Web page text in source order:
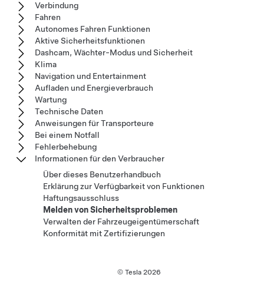
Verbindung
Fahren
Autonomes Fahren Funktionen
Aktive Sicherheitsfunktionen
Dashcam, Wächter-Modus und Sicherheit
Klima
Navigation und Entertainment
Aufladen und Energieverbrauch
Wartung
Technische Daten
Anweisungen für Transporteure
Bei einem Notfall
Fehlerbehebung
Informationen für den Verbraucher
Über dieses Benutzerhandbuch
Erklärung zur Verfügbarkeit von Funktionen
Haftungsausschluss
Melden von Sicherheitsproblemen
Verwalten der Fahrzeugeigentümerschaft
Konformität mit Zertifizierungen
© Tesla 2026